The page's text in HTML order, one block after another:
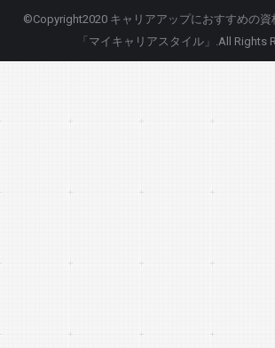
©Copyright2020 キャリアアップにおすすめの
「マイキャリアスタイル」 .All Rights